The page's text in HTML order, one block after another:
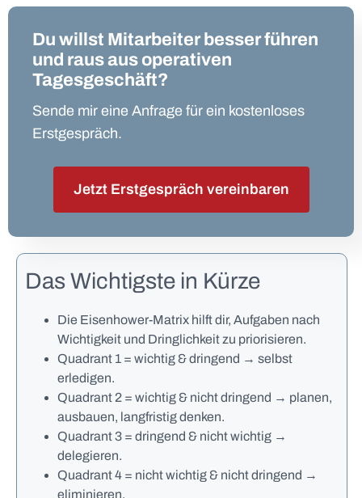
Du willst Mitarbeiter besser führen
und raus aus operativen
Tagesgeschäft?
Sende mir eine Anfrage für ein kostenloses
Erstgespräch.
Jetzt Erstgespräch vereinbaren
Das Wichtigste in Kürze
Die Eisenhower-Matrix hilft dir, Aufgaben nach
Wichtigkeit und Dringlichkeit zu priorisieren.
Quadrant 1 = wichtig & dringend → selbst
erledigen.
Quadrant 2 = wichtig & nicht dringend → planen,
ausbauen, langfristig denken.
Quadrant 3 = dringend & nicht wichtig →
delegieren.
Quadrant 4 = nicht wichtig & nicht dringend →
eliminieren.